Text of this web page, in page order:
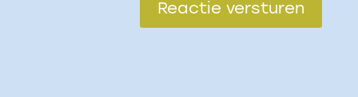
Reactie versturen